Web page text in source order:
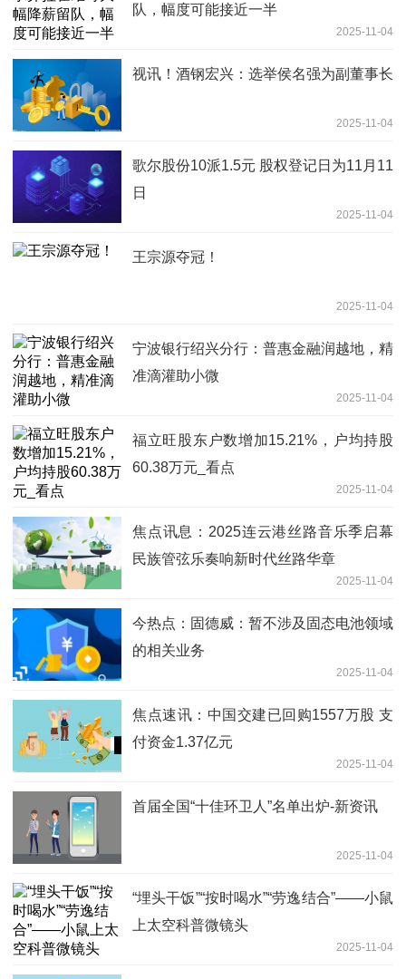
队，幅度可能接近一半
2025-11-04
视讯！酒钢宏兴：选举侯名强为副董事长
2025-11-04
歌尔股份10派1.5元 股权登记日为11月11
日
2025-11-04
王宗源夺冠！
2025-11-04
宁波银行绍兴分行：普惠金融润越地，精
准滴灌助小微
2025-11-04
福立旺股东户数增加15.21%，户均持股
60.38万元_看点
2025-11-04
焦点讯息：2025连云港丝路音乐季启幕
民族管弦乐奏响新时代丝路华章
2025-11-04
今热点：固德威：暂不涉及固态电池领域
的相关业务
2025-11-04
焦点速讯：中国交建已回购1557万股 支
付资金1.37亿元
2025-11-04
首届全国“十佳环卫人”名单出炉-新资讯
2025-11-04
“埋头干饭”“按时喝水”“劳逸结合”——小鼠
上太空科普微镜头
2025-11-04